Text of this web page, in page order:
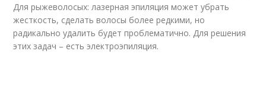
Для рыжеволосых: лазерная эпиляция может убрать
жесткость, сделать волосы более редкими, но
радикально удалить будет проблематично. Для решения
этих задач – есть электроэпиляция.